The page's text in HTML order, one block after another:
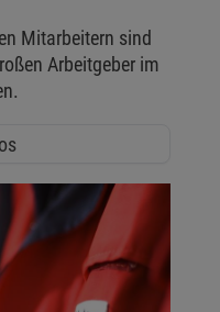
Mitarbeitern sind
Arbeitgeber im